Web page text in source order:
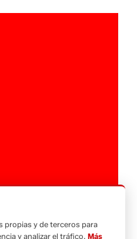
propias y de terceros para
y analizar el tráfico. Más